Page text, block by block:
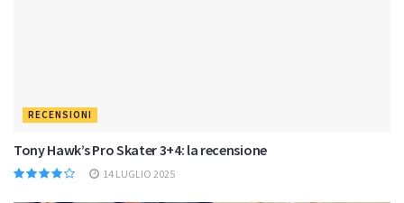
RECENSIONI
Tony Hawk’s Pro Skater 3+4: la recensione
14 LUGLIO 2025